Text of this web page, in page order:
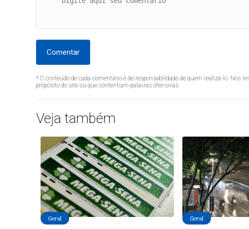
Comentar
* O conteúdo de cada comentário é de responsabilidade de quem realizá-lo. Nos
propósito do site ou que contenham palavras ofensivas.
Veja também
Geral Geral